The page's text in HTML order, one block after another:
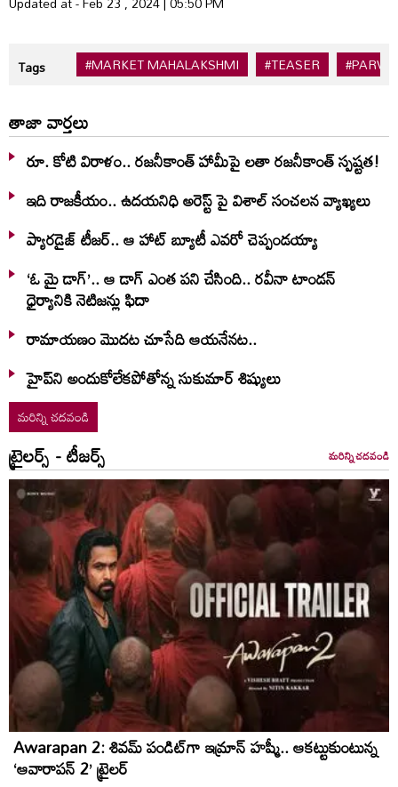
Tags #MARKET MAHALAKSHMI #TEASER
తాజా వార్తలు
రూ. కోటి విరాళం.. రజనీకాంత్ హామీపై లతా రజనీకాంత్ స్పష్టత!
ఇది రాజకీయం.. ఉదయనిధి అరెస్ట్ పై విశాల్ సంచలన వ్యాఖ్యలు
ప్యారడైజ్ టీజర్.. ఆ హాట్ బ్యూటీ ఎవరో చెప్పండయ్యా
‘ఓ మై డాగ్’.. ఆ డాగ్ ఎంత పని చేసింది.. రవీనా టాండన్
ధైర్యానికి నెటిజన్లు ఫిదా
రామాయణం మొదట చూసేది ఆయనేనట..
హైప్‌ని అందుకోలేకపోతోన్న సుకుమార్ శిష్యులు
మరిన్ని చదవండి
ట్రైలర్స్ - టీజర్స్ మరిన్ని చదవండి
Awarapan 2: శివమ్ పండిట్‌గా ఇమ్రాన్ హష్మీ.. ఆకట్టుకుంటున్న
‘ఆవారాపన్ 2’ ట్రైలర్